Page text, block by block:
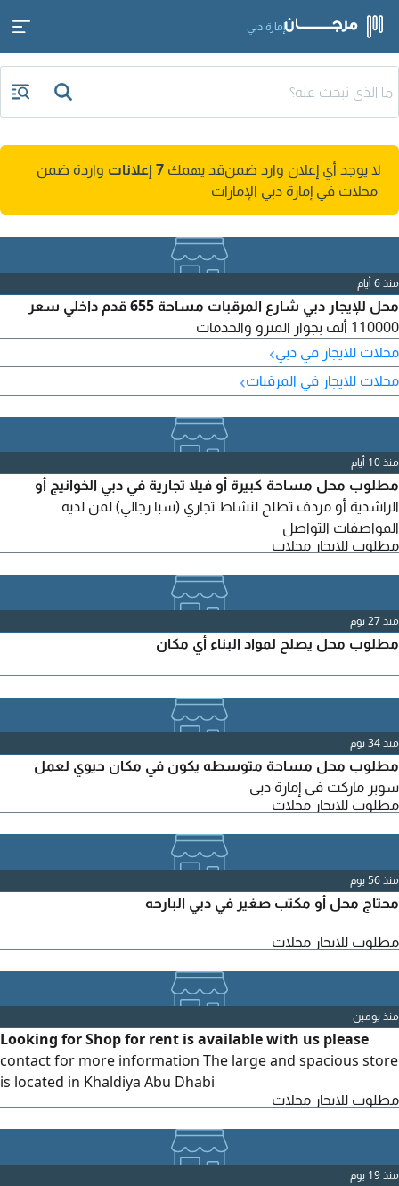
إمارة دبي
لا يوجد أي إعلان وارد ضمنقد يهمك 7 إعلانات
واردة ضمن
محلات في إمارة دبي الإمارات
منذ 6 أيام
محل للإيجار دبي شارع المرقبات مساحة 655 قدم داخلي سعر
110000 ألف بجوار المترو والخدمات
محلات للايجار في دبي›
محلات للايجار في المرقبات›
منذ 10 أيام
مطلوب محل مساحة كبيرة أو فيلا تجارية في دبي الخوانيج أو
الراشدية أو مردف تطلح لنشاط تجاري (سبا رجالي) لمن لديه
المواصفات التواصل
مطلوب للايجار محلات
منذ 27 يوم
مطلوب محل يصلح لمواد البناء أي مكان
منذ 34 يوم
مطلوب محل مساحة متوسطه يكون في مكان حيوي لعمل
سوبر ماركت في إمارة دبي
مطلوب للايجار محلات
منذ 56 يوم
محتاج محل أو مكتب صغير في دبي البارحه
مطلوب للايجار محلات
منذ يومين
Looking for Shop for rent is available with us please
contact for more information The large and spacious store
is located in Khaldiya Abu Dhabi
مطلوب للايجار محلات
منذ 19 يوم